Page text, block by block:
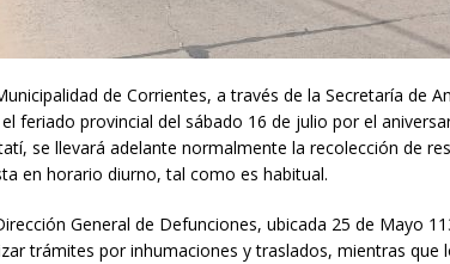
de Corrientes, a través de la Secretaría de
feriado provincial del sábado 16 de julio por el
se llevará adelante normalmente la recolección de
en horario diurno, tal como es habitual.
General de Defunciones, ubicada 25 de Mayo
trámites por inhumaciones y traslados, mientras que